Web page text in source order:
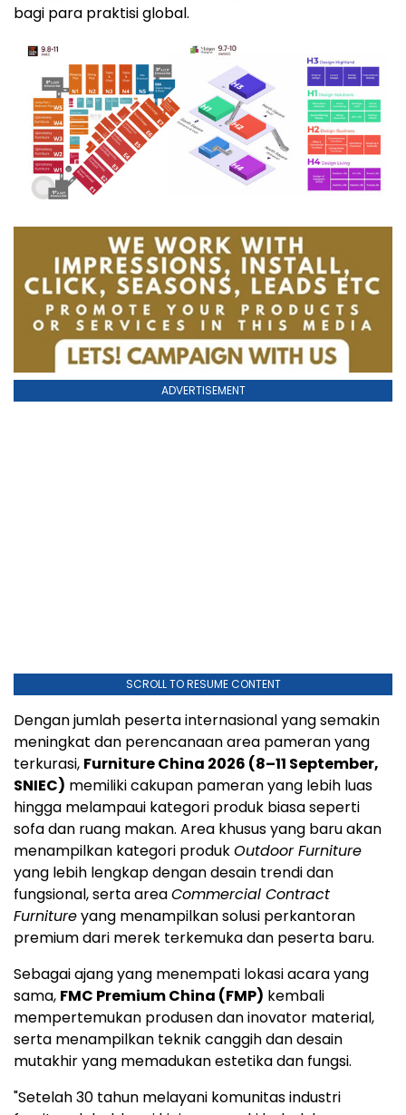
bagi para praktisi global.
ADVERTISEMENT
SCROLL TO RESUME CONTENT
Dengan jumlah peserta internasional yang semakin
meningkat dan perencanaan area pameran yang
terkurasi, Furniture China 2026 (8–11 September,
SNIEC) memiliki cakupan pameran yang lebih luas
hingga melampaui kategori produk biasa seperti
sofa dan ruang makan. Area khusus yang baru akan
menampilkan kategori produkOutdoor Furniture
yang lebih lengkap dengan desain trendi dan
fungsional, serta areaCommercial Contract
Furnitureyang menampilkan solusi perkantoran
premium dari merek terkemuka dan peserta baru.
Sebagai ajang yang menempati lokasi acara yang
sama, FMC Premium China (FMP) kembali
mempertemukan produsen dan inovator material,
serta menampilkan teknik canggih dan desain
mutakhir yang memadukan estetika dan fungsi.
"Setelah 30 tahun melayani komunitas industri